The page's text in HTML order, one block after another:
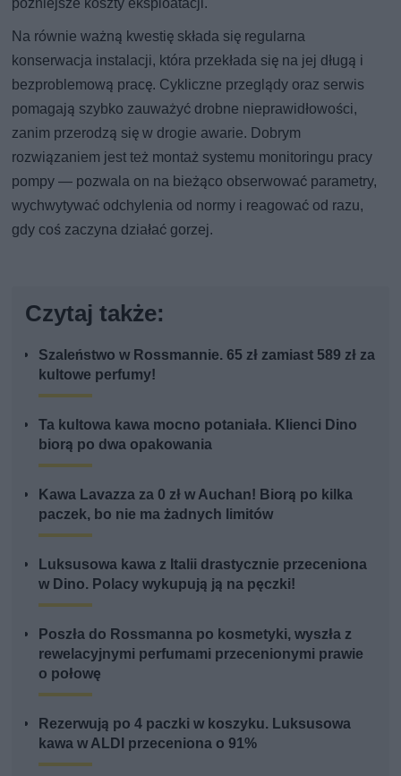
Na równie ważną kwestię składa się regularna
konserwacja instalacji, która przekłada się na jej długą i
bezproblemową pracę. Cykliczne przeglądy oraz serwis
pomagają szybko zauważyć drobne nieprawidłowości,
zanim przerodzą się w drogie awarie. Dobrym
rozwiązaniem jest też montaż systemu monitoringu pracy
pompy — pozwala on na bieżąco obserwować parametry,
wychwytywać odchylenia od normy i reagować od razu,
gdy coś zaczyna działać gorzej.
Czytaj także:
Szaleństwo w Rossmannie. 65 zł zamiast 589 zł za
kultowe perfumy!
Ta kultowa kawa mocno potaniała. Klienci Dino
biorą po dwa opakowania
Kawa Lavazza za 0 zł w Auchan! Biorą po kilka
paczek, bo nie ma żadnych limitów
Luksusowa kawa z Italii drastycznie przeceniona
w Dino. Polacy wykupują ją na pęczki!
Poszła do Rossmanna po kosmetyki, wyszła z
rewelacyjnymi perfumami przecenionymi prawie
o połowę
Rezerwują po 4 paczki w koszyku. Luksusowa
kawa w ALDI przeceniona o 91%